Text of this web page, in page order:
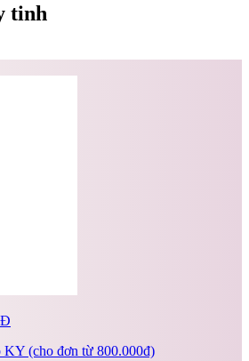
tinh
KY (cho đơn từ 800.000đ)